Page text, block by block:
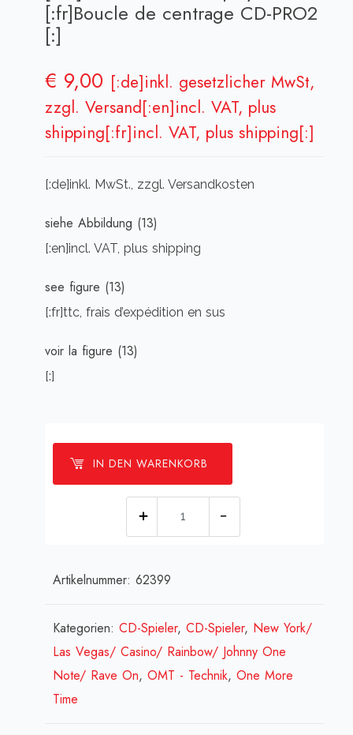
[:fr]Boucle de centrage CD-PRO2
[:]
€ 9,00 [:de]inkl. gesetzlicher MwSt,
zzgl. Versand[:en]incl. VAT, plus
shipping[:fr]incl. VAT, plus shipping[:]
[:de]inkl. MwSt., zzgl. Versandkosten
siehe Abbildung (13)
[:en]incl. VAT, plus shipping
see figure (13)
[:fr]ttc, frais d’expédition en sus
voir la figure (13)
[:]
IN DEN WARENKORB
Player
cone
CD-
player
Artikelnummer:62399
Kategorien:CD-Spieler,CD-Spieler, New York/
Las Vegas/ Casino/ Rainbow/ Johnny One
Note/ Rave On,OMT - Technik,One More
Time